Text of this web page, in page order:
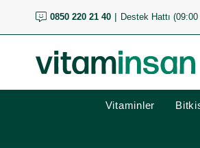
0850 220 21 40 Destek Hattı
Vitaminler